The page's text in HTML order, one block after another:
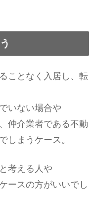
ことなく入居し、転
いない場合や
仲介業者である不動
しまうケース。
考える人や
ースの方がいいでし